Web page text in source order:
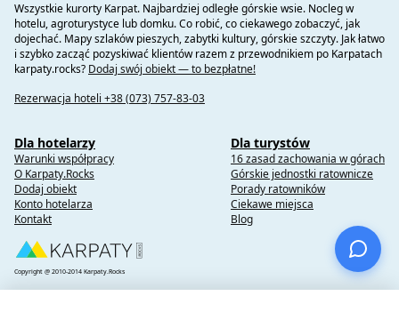
Wszystkie kurorty Karpat. Najbardziej odległe górskie wsie. Nocleg w
hotelu, agroturystyce lub domku. Co robić, co ciekawego zobaczyć, jak
dojechać. Mapy szlaków pieszych, zabytki kultury, górskie szczyty. Jak łatwo
i szybko zacząć pozyskiwać klientów razem z przewodnikiem po Karpatach
karpaty.rocks? Dodaj swój obiekt — to bezpłatne!
Rezerwacja hoteli +38 (073) 757-83-03
Dla hotelarzy
Warunki współpracy
O Karpaty.Rocks
Dodaj obiekt
Konto hotelarza
Kontakt
Dla turystów
16 zasad zachowania w górach
Górskie jednostki ratownicze
Porady ratowników
Ciekawe miejsca
Blog
Copyright @ 2010-2014 Karpaty.Rocks